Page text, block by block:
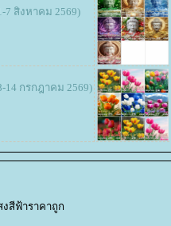
สิงหาคม 2569)
กรกฎาคม 2569)
งสีฟ้าราคาถูก